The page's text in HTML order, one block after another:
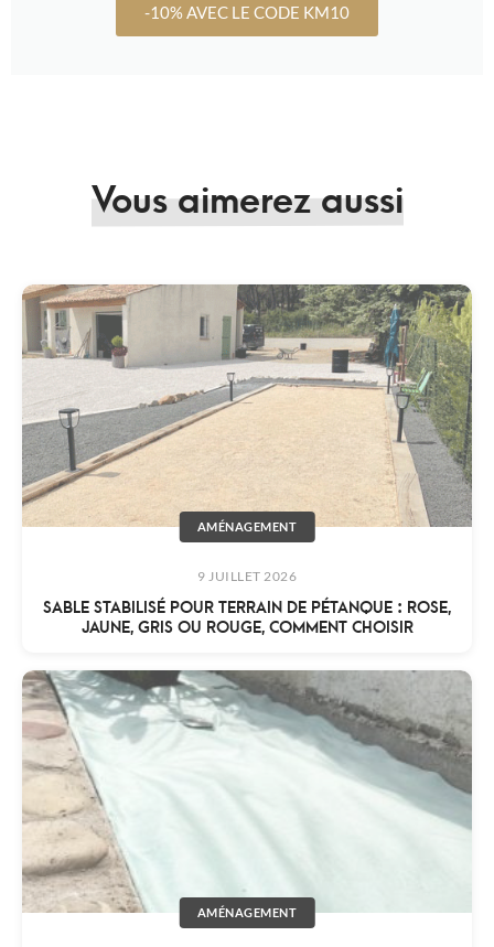
-10% AVEC LE CODE KM10
Vous aimerez aussi
AMÉNAGEMENT
9 JUILLET 2026
SABLE STABILISÉ POUR TERRAIN DE PÉTANQUE : ROSE,
JAUNE, GRIS OU ROUGE, COMMENT CHOISIR
AMÉNAGEMENT